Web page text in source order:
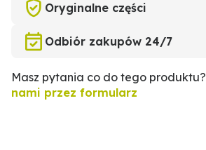
Oryginalne części
Odbiór zakupów 24/7
Masz pytania co do tego produktu?
nami przez formularz